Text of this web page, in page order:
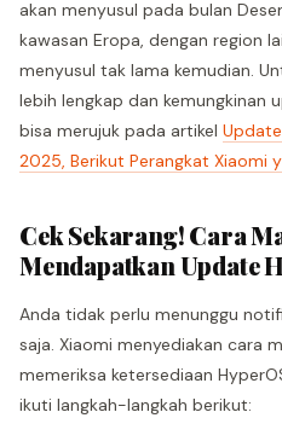
akan menyusul pada bulan
kawasan Eropa, dengan region
menyusul tak lama kemudian.
lebih lengkap dan kemungkinan
bisa merujuk pada artikel
2025, Berikut Perangkat Xiaomi
Cek Sekarang! Cara
Mendapatkan Update
Anda tidak perlu menunggu
saja. Xiaomi menyediakan cara
memeriksa ketersediaan
ikuti langkah-langkah berikut: